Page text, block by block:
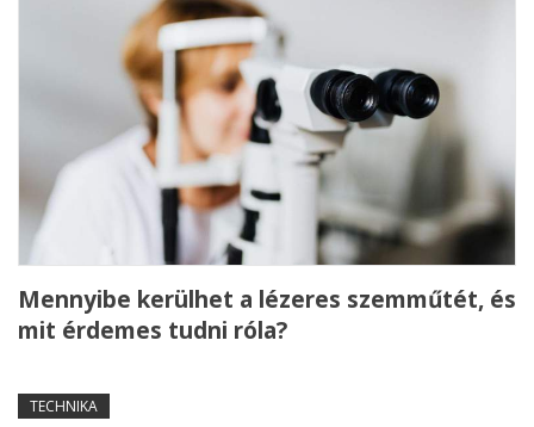
Mennyibe kerülhet a lézeres szemműtét, és
mit érdemes tudni róla?
TECHNIKA